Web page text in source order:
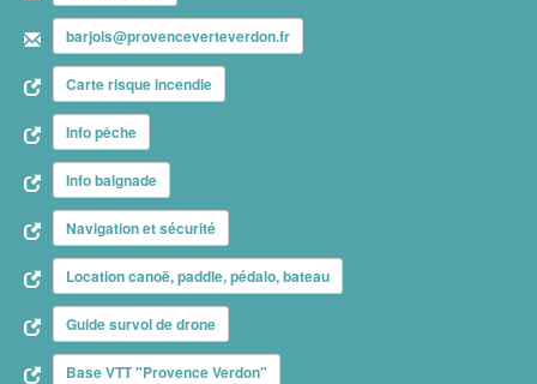
barjols@provenceverteverdon.fr
Carte risque incendie
Info pêche
Info baignade
Navigation et sécurité
Location canoë, paddle, pédalo, bateau
Guide survol de drone
Base VTT "Provence Verdon"